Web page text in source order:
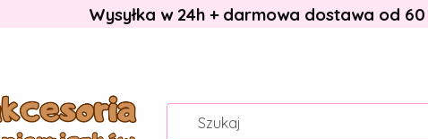
Wysyłka w 24h + darmowa dostawa od 60